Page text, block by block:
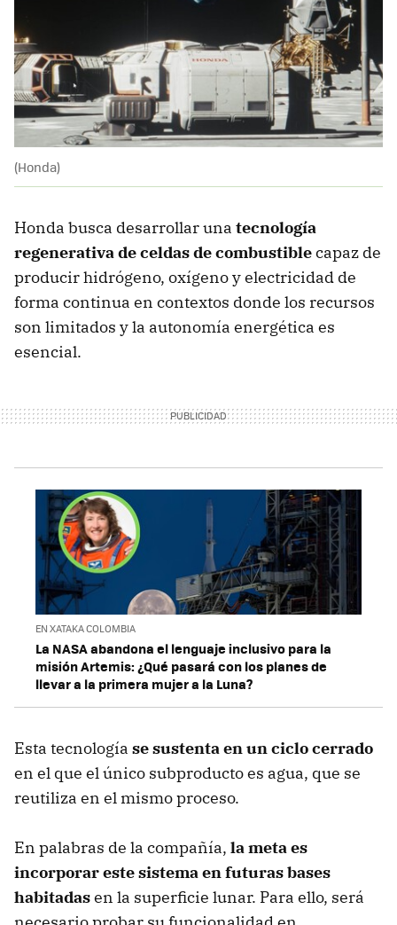
(Honda)
Honda busca desarrollar una tecnología
regenerativa de celdas de combustiblecapaz de
producir hidrógeno, oxígeno y electricidad de
forma continua en contextos donde los recursos
son limitados y la autonomía energética es
esencial.
EN XATAKA COLOMBIA
La NASA abandona el lenguaje inclusivo para la
misión Artemis: ¿Qué pasará con los planes de
llevar a la primera mujer a la Luna?
Esta tecnología se sustenta en un ciclo cerrado
en el que el único subproducto es agua, que se
reutiliza en el mismo proceso.
En palabras de la compañía, la meta es
incorporar este sistema en futuras bases
habitadasen la superficie lunar. Para ello, será